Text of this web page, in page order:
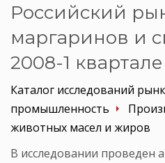
Российский
маргаринов и
2008-1 квартале
Каталог исследований
промышленность
животных масел и жиров
В исследовании проведен